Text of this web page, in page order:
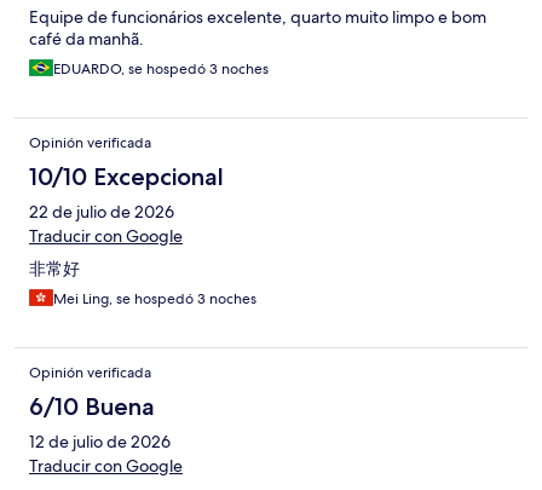
Equipe de funcionários excelente, quarto muito limpo e bom
café da manhã.
EDUARDO, se hospedó 3 noches
Opinión verificada
10/10 Excepcional
22 de julio de 2026
Traducir con Google
非常好
Mei Ling, se hospedó 3 noches
Opinión verificada
6/10 Buena
12 de julio de 2026
Traducir con Google